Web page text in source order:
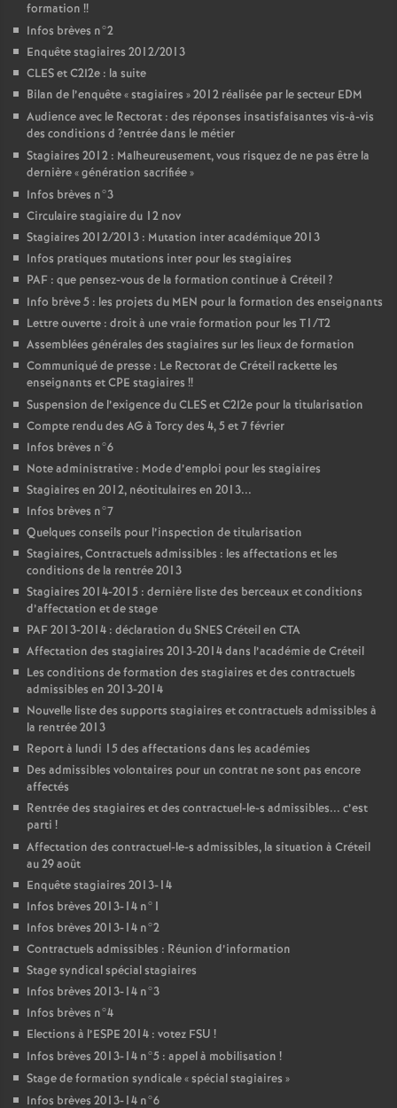
formation !!
Infos brèves n°2
Enquête stagiaires 2012/2013
CLESet C2I2e : la suite
Bilan de l’enquête «stagiaires » 2012 réalisée par le secteur EDM
Audience avec le Rectorat : des réponses insatisfaisantes vis-à-vis
des conditions d ?entrée dans le métier
Stagiaires 2012 : Malheureusement, vous risquez de ne pas être la
dernière «génération sacrifiée»
Infos brèves n°3
Circulaire stagiaire du 12 nov
Stagiaires 2012/2013 : Mutation inter académique 2013
Infos pratiques mutations inter pour les stagiaires
PAF : que pensez-vous de la formation continue à Créteil?
Info brève 5 : les projets du MEN pour la formation des enseignants
Lettre ouverte : droit à une vraie formation pour les T1/T2
Assemblées générales des stagiaires sur les lieux de formation
Communiqué de presse : Le Rectorat de Créteil rackette les
enseignants etCPE stagiaires !!
Suspension de l’exigence duCLESet C2I2e pour la titularisation
Compte rendu des AG à Torcy des 4, 5 et 7 février
Infos brèves n°6
Note administrative : Mode d’emploi pour les stagiaires
Stagiaires en 2012, néotitulaires en 2013...
Infos brèves n°7
Quelques conseils pour l’inspection de titularisation
Stagiaires, Contractuels admissibles : les affectations et les
conditions de la rentrée 2013
Stagiaires 2014-2015 : dernière liste des berceaux et conditions
d’affectation et de stage
PAF2013-2014 : déclaration duSNESCréteil en CTA
Affectation des stagiaires 2013-2014 dans l’académie de Créteil
Les conditions de formation des stagiaires et des contractuels
admissibles en 2013-2014
Nouvelle liste des supports stagiaires et contractuels admissibles à
la rentrée 2013
Report à lundi 15 des affectations dans les académies
Des admissibles volontaires pour un contrat ne sont pas encore
affectés
Rentrée des stagiaires et des contractuel-le-s admissibles... c’est
parti !
Affectation des contractuel-le-s admissibles, la situation à Créteil
au 29 août
Enquête stagiaires 2013-14
Infos brèves 2013-14 n°1
Infos brèves 2013-14 n°2
Contractuels admissibles : Réunion d’information
Stage syndical spécial stagiaires
Infos brèves 2013-14 n°3
Infos brèves n°4
Elections à l’ESPE 2014 : votez FSU !
Infos brèves 2013-14 n°5 : appel à mobilisation !
Stage de formation syndicale «spécial stagiaires »
Infos brèves 2013-14 n°6